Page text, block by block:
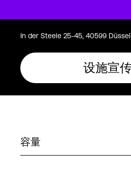
In der Steele 25-45, 40599
设施宣
容量